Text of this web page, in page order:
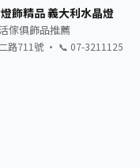
飾精品 義大利水晶燈
傢俱飾品推薦
路711號 · 📞 07-3211125